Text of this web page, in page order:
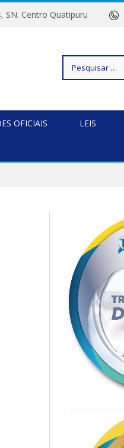
SN. Centro Quatipuru
Pesquisar
OFICIAIS LEIS